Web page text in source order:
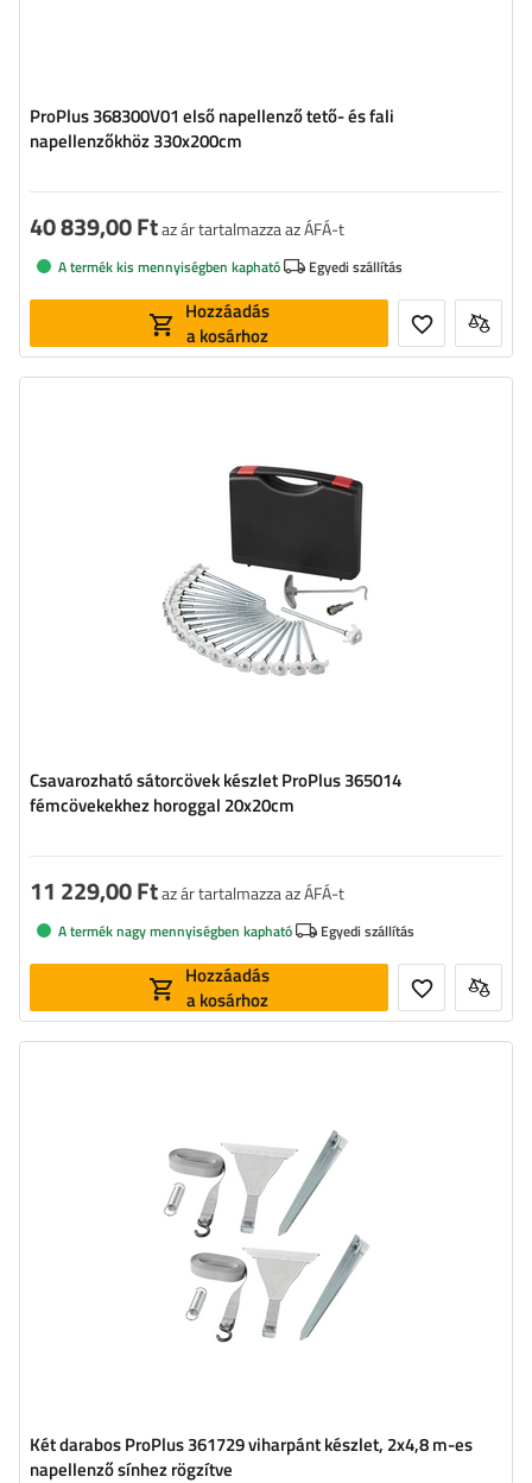
ProPlus 368300V01 első napellenző tető- és fali
napellenzőkhöz 330x200cm
40 839,00 Ftaz ár tartalmazza az ÁFÁ-t
A termék kis mennyiségben kapható Egyedi szállítás
Hozzáadás
a kosárhoz
Csavarozható sátorcövek készlet ProPlus 365014
fémcövekekhez horoggal 20x20cm
11 229,00 Ftaz ár tartalmazza az ÁFÁ-t
A termék nagy mennyiségben kapható Egyedi szállítás
Hozzáadás
a kosárhoz
Két darabos ProPlus 361729 viharpánt készlet, 2x4,8 m-es
napellenző sínhez rögzítve